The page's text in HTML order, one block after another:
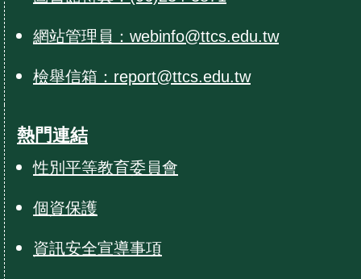
網站管理員：webinfo@ttcs.edu.tw
檢舉信箱：report@ttcs.edu.tw
熱門連結
性別平等教育委員會
個資保護
資訊安全宣導事項